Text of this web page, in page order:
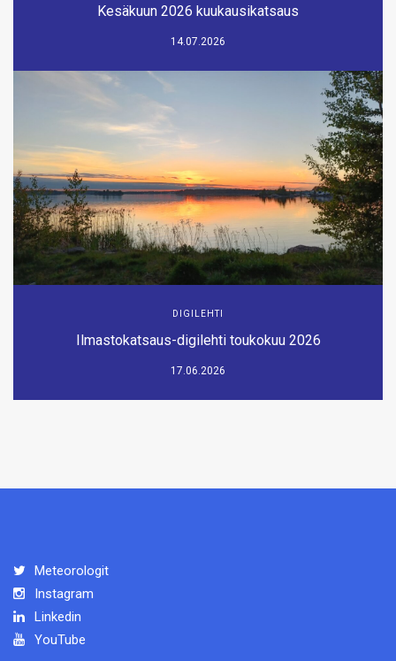
Kesäkuun 2026 kuukausikatsaus
14.07.2026
DIGILEHTI
Ilmastokatsaus-digilehti toukokuu 2026
17.06.2026
Meteorologit
Instagram
Linkedin
YouTube